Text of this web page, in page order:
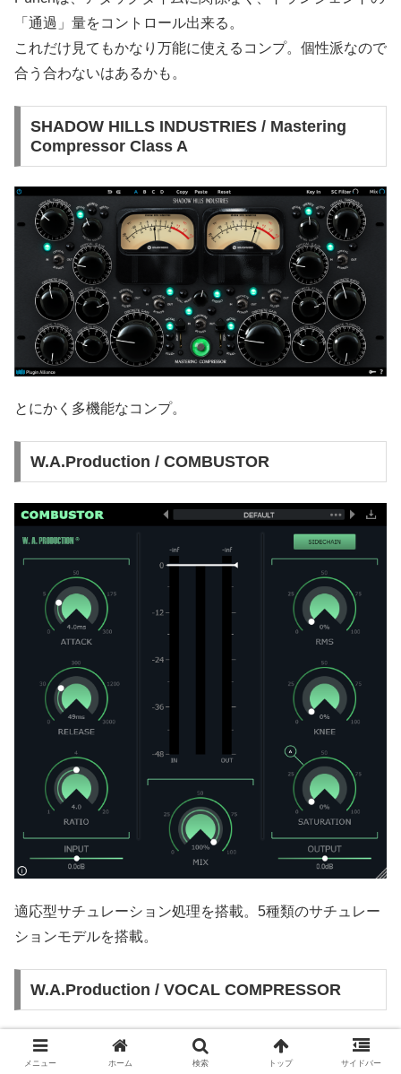
「通過」量をコントロール出来る。
これだけ見てもかなり万能に使えるコンプ。個性派なので
合う合わないはあるかも。
SHADOW HILLS INDUSTRIES / Mastering
Compressor Class A
とにかく多機能なコンプ。
W.A.Production / COMBUSTOR
適応型サチュレーション処理を搭載。5種類のサチュレー
ションモデルを搭載。
W.A.Production / VOCAL COMPRESSOR
メニュー ホーム 検索 トップ サイドバー